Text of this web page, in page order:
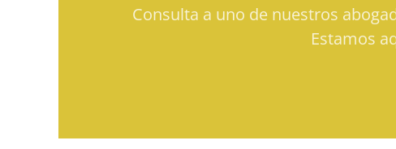
Consulta a uno de nuestros
Estamos